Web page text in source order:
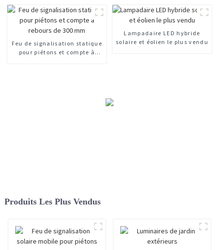
Feu de signalisation statique
pour piétons et compte à
Lampadaire LED hybride
solaire et éolien le plus vendu
Produits Les Plus Vendus